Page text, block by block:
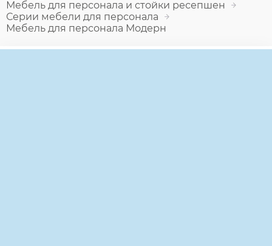
Мебель для персонала и стойки ресепшен
Серии мебели для персонала
Мебель для персонала Модерн